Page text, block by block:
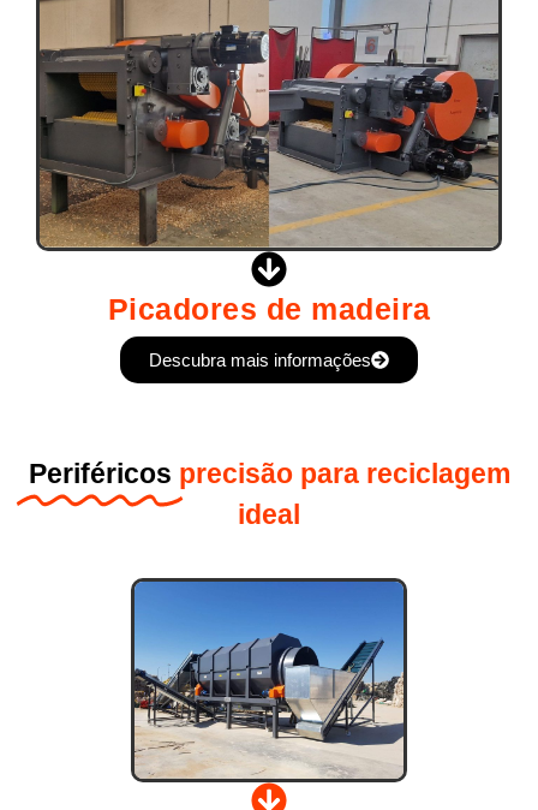
Picadores de madeira
Descubra mais informações
Periféricos precisão para reciclagem
ideal